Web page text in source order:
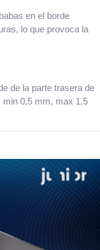
en el borde
lo que provoca la
de la parte trasera de
min 0,5 mm, max 1,5